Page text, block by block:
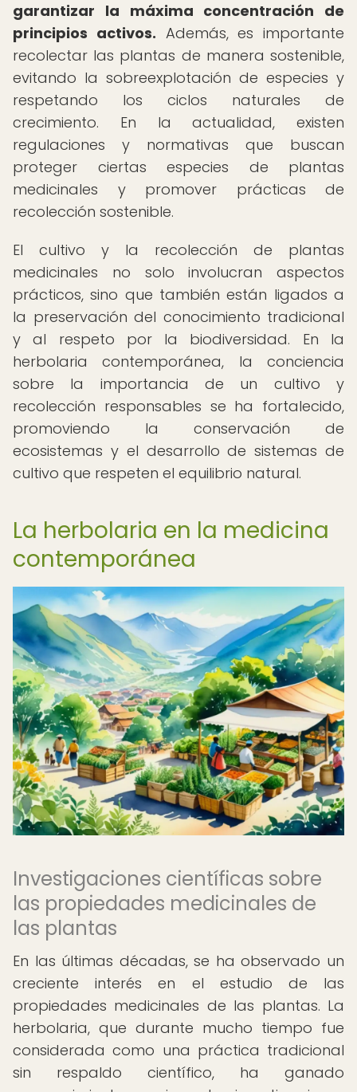
garantizar la máxima concentración de
principios activos. Además, es importante
recolectar las plantas de manera sostenible,
evitando la sobreexplotación de especies y
respetando los ciclos naturales de
crecimiento. En la actualidad, existen
regulaciones y normativas que buscan
proteger ciertas especies de plantas
medicinales y promover prácticas de
recolección sostenible.
El cultivo y la recolección de plantas
medicinales no solo involucran aspectos
prácticos, sino que también están ligados a
la preservación del conocimiento tradicional
y al respeto por la biodiversidad. En la
herbolaria contemporánea, la conciencia
sobre la importancia de un cultivo y
recolección responsables se ha fortalecido,
promoviendo la conservación de
ecosistemas y el desarrollo de sistemas de
cultivo que respeten el equilibrio natural.
La herbolaria en la medicina
contemporánea
Investigaciones científicas sobre
las propiedades medicinales de
las plantas
En las últimas décadas, se ha observado un
creciente interés en el estudio de las
propiedades medicinales de las plantas. La
herbolaria, que durante mucho tiempo fue
considerada como una práctica tradicional
sin respaldo científico, ha ganado